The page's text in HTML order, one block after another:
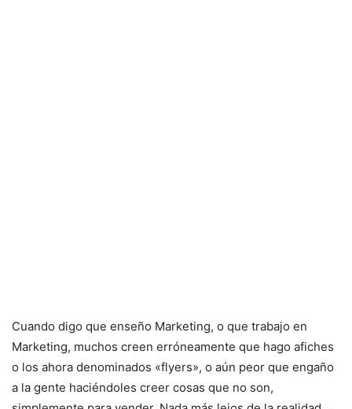
Cuando digo que enseño Marketing, o que trabajo en
Marketing, muchos creen erróneamente que hago afiches
o los ahora denominados «flyers», o aún peor que engaño
a la gente haciéndoles creer cosas que no son,